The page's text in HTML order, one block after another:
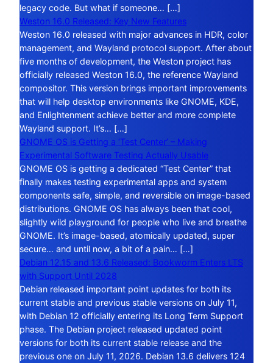
legacy code. But what if someone… […]
Weston 16.0 Released: Key New Features
Weston 16.0 released with major advances in HDR, color
management, and Wayland protocol support. After about
five months of development, the Weston project has
officially released Weston 16.0, the reference Wayland
compositor. This version brings important improvements
that will help desktop environments like GNOME, KDE,
and Enlightenment achieve better and more complete
Wayland support. It’s… […]
GNOME OS is Getting a ‘Test Center’ – Making
Experimental Software Testing Actually Usable
GNOME OS is getting a dedicated “Test Center” that
finally makes testing experimental apps and system
components safe, simple, and reversible on image-based
distributions. GNOME OS has always been that cool,
slightly wild playground for people who live and breathe
GNOME. It’s image-based, atomically updated, super
secure… and until now, a bit of a pain… […]
Debian 12.15 and 13.6 Released: Bookworm Enters LTS
with Support Until 2028
Debian released important point updates for both its
current stable and previous stable versions on July 11,
with Debian 12 officially entering its Long Term Support
phase. The Debian project released updated point
versions for both its current stable release and the
previous one on July 11, 2026. Debian 13.6 delivers 124